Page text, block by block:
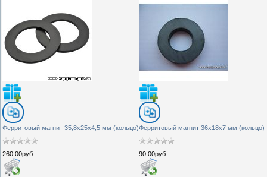
Ферритовый магнит 35,8х25х4,5 мм (кольцо)
260.00руб.
Ферритовый магнит 36х18х7 мм (кольцо)
90.00руб.